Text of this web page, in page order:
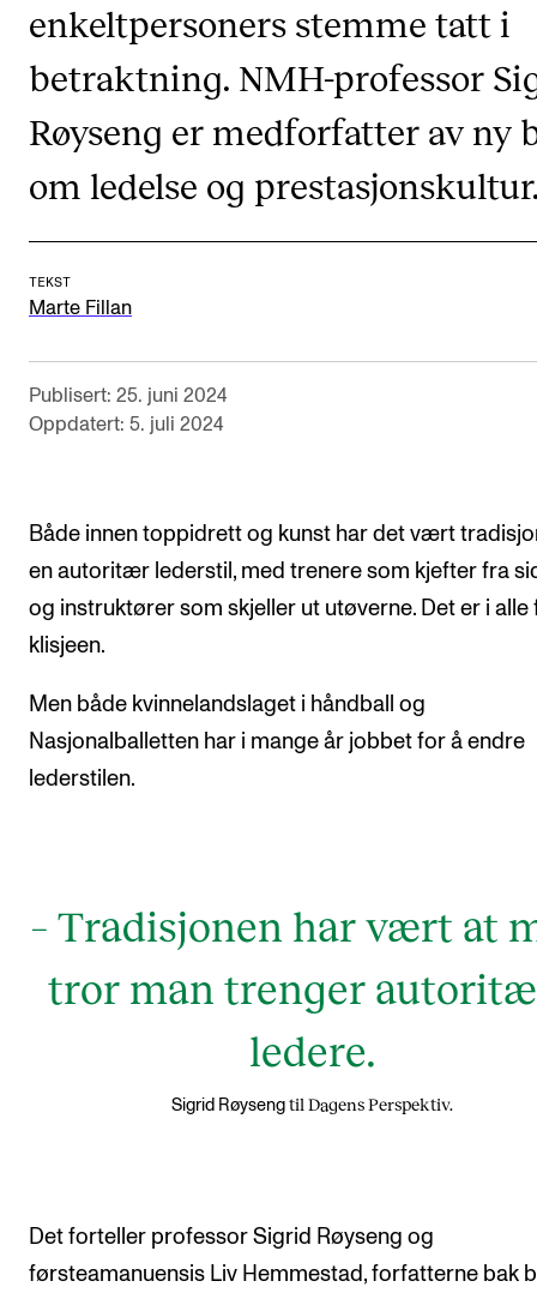
CREMAH
Publikasjoner
Internasjonal strategi
Samarbeidsprosjekter
Nettverk
AKTUELT
Arrangementer og konserter
Nyheter og historier
Ledige stillinger
INFO
Om Norges musikkhøgskole
For ansatte og studenter
enkeltpersoners stemme tatt i
betraktning. NMH-professor
Røyseng er medforfatter av ny
om ledelse og
TEKST
Marte Fillan
Publisert: 25. juni 2024
Oppdatert: 5. juli 2024
Både innen toppidrett og kunst har det vært
en autoritær lederstil, med trenere som kjefter fra
og instruktører som skjeller ut utøverne. Det er i alle
klisjeen.
Men både kvinnelandslaget i håndball og
Nasjonalballetten har i mange år jobbet for å endre
lederstilen.
– Tradisjonen har vært at
tror man trenger
ledere.
Sigrid Røyseng til Dagens Perspektiv.
Det forteller professor Sigrid Røyseng og
førsteamanuensis Liv Hemmestad, forfatterne bak